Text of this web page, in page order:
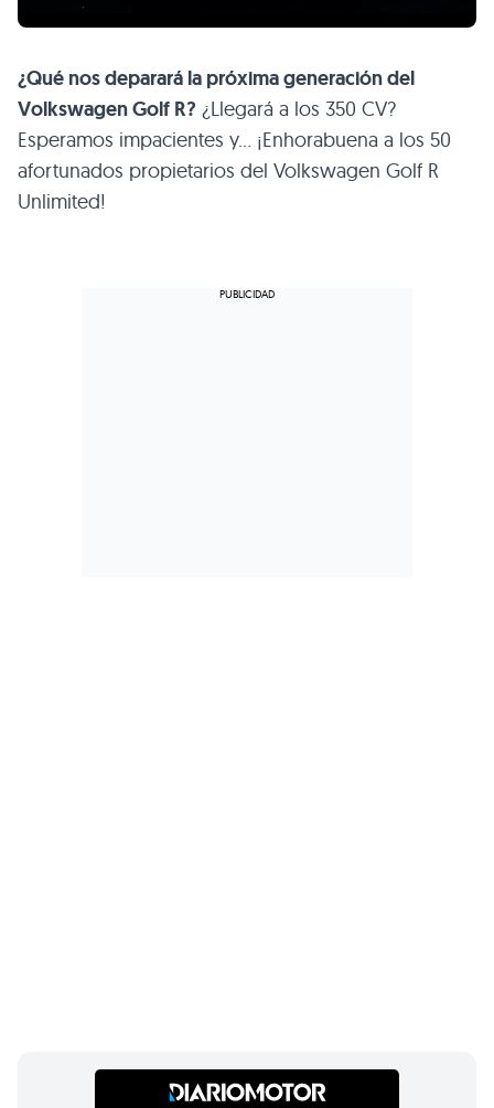
¿Qué nos deparará la próxima generación del
Volkswagen Golf R? ¿Llegará a los 350 CV?
Esperamos impacientes y… ¡Enhorabuena a los 50
afortunados propietarios del Volkswagen Golf R
Unlimited!